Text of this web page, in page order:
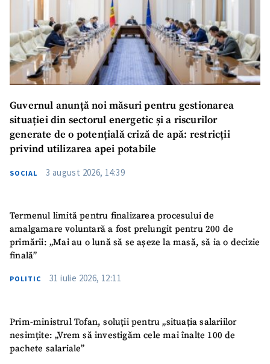
Guvernul anunță noi măsuri pentru gestionarea
situației din sectorul energetic și a riscurilor
generate de o potențială criză de apă: restricții
privind utilizarea apei potabile
SOCIAL 3 august 2026, 14:39
Termenul limită pentru finalizarea procesului de
amalgamare voluntară a fost prelungit pentru 200 de
primării: „Mai au o lună să se așeze la masă, să ia o decizie
finală”
POLITIC 31 iulie 2026, 12:11
Prim-ministrul Tofan, soluții pentru „situația salariilor
nesimțite: „Vrem să investigăm cele mai înalte 100 de
pachete salariale”